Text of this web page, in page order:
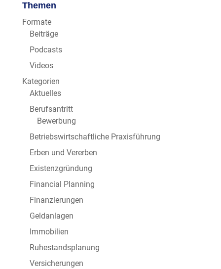
Themen
Formate
Beiträge
Podcasts
Videos
Kategorien
Aktuelles
Berufsantritt
Bewerbung
Betriebswirtschaftliche Praxisführung
Erben und Vererben
Existenzgründung
Financial Planning
Finanzierungen
Geldanlagen
Immobilien
Ruhestandsplanung
Versicherungen